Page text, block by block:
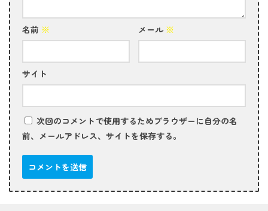
名前 ※ メール ※
サイト
次回のコメントで使用するためブラウザーに自分の名
前、メールアドレス、サイトを保存する。